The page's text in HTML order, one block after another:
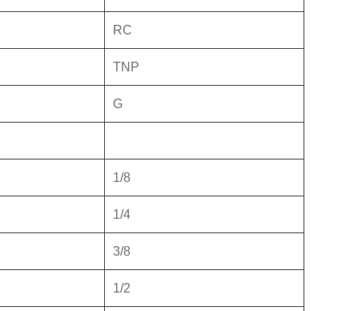
RC
TNP
G
1/8
1/4
3/8
1/2